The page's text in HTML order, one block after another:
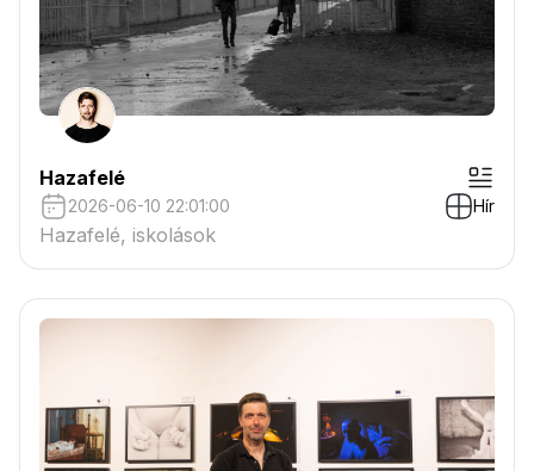
Hazafelé
2026-06-10 22:01:00 Hír
Hazafelé, iskolások